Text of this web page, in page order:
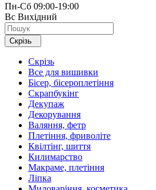
Пн-Сб 09:00-19:00
Вс Вихідний
Скрізь
Скрізь
Все для вишивки
Бісер, бісероплетіння
Скрапбукінг
Декупаж
Декорування
Валяння, фетр
Плетіння, фриволіте
Квілтінг, шиття
Килимарство
Макраме, плетіння
Ліпка